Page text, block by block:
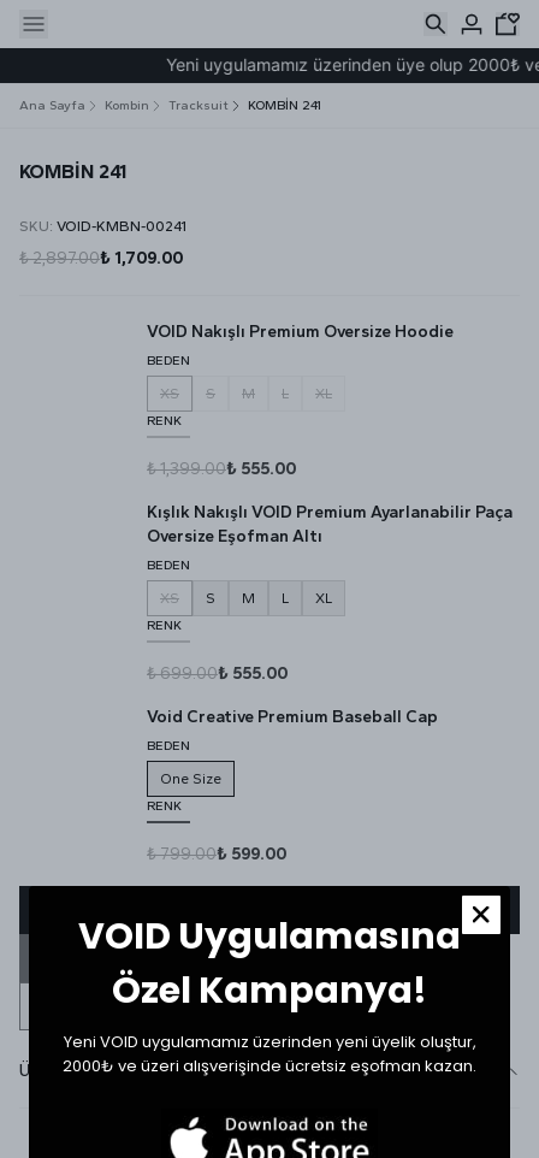
Yeni uygulamamız üzerinden üye olup 2000₺
Ana Sayfa Kombin Tracksuit KOMBİN 241
KOMBİN 241
SKU: VOID-KMBN-00241
₺ 2,897.00₺ 1,709.00
VOID Nakışlı Premium Oversize Hoodie
BEDEN
XS S M L XL
RENK
₺ 1,399.00₺ 555.00
Kışlık Nakışlı VOID Premium Ayarlanabilir Paça
Oversize Eşofman Altı
BEDEN
XS S M L XL
RENK
₺ 699.00₺ 555.00
Void Creative Premium Baseball Cap
BEDEN
One Size
RENK
₺ 799.00₺ 599.00
BENZER ÜRÜNLERİ GÖR
Ürün Detayı
VOID Uygulamasına
Özel Kampanya!
Yeni VOID uygulamamız üzerinden yeni üyelik oluştur,
2000₺ ve üzeri alışverişinde ücretsiz eşofman kazan.